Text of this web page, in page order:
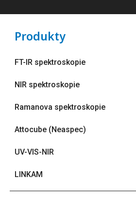
Produkty
FT-IR spektroskopie
NIR spektroskopie
Ramanova spektroskopie
Attocube (Neaspec)
UV-VIS-NIR
LINKAM